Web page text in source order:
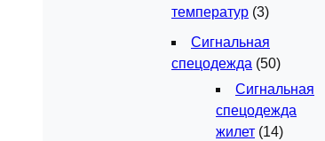
температур (3)
Сигнальная
спецодежда (50)
Сигнальная
спецодежда
жилет (14)